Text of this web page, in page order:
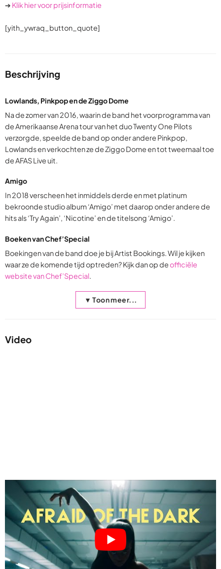
➔ Klik hier voor prijsinformatie
[yith_ywraq_button_quote]
Beschrijving
Lowlands, Pinkpop en de Ziggo Dome
Na de zomer van 2016, waarin de band het voorprogramma van
de Amerikaanse Arena tour van het duo Twenty One Pilots
verzorgde, speelde de band op onder andere Pinkpop,
Lowlands en verkochten ze de Ziggo Dome en tot tweemaal toe
de AFAS Live uit.
Amigo
In 2018 verscheen het inmiddels derde en met platinum
bekroonde studio album ‘Amigo’ met daarop onder andere de
hits als ‘Try Again’, ‘Nicotine’ en de titelsong ‘Amigo’.
Boeken van Chef’Special
Boekingen van de band doe je bij Artist Bookings. Wil je kijken
waar ze de komende tijd optreden? Kijk dan op deofficiële
website van Chef’Special.
▼ Toon meer...
Video